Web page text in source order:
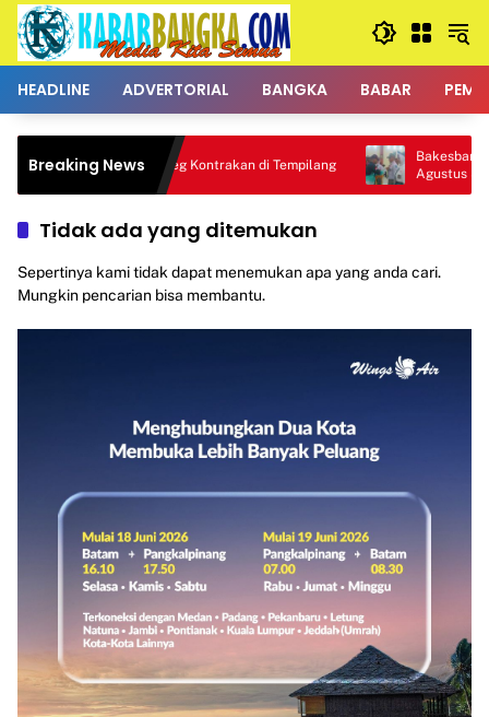
Langsung
konten
HEADLINE ADVERTORIAL BANGKA BABAR
Breaking News
Hantu Gerebeg Kontrakan di Tempilang
Bakesbangpol
Agustus Sukses Besar
Tidak ada yang ditemukan
Sepertinya kami tidak dapat menemukan apa yang anda cari.
Mungkin pencarian bisa membantu.